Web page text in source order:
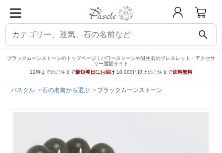
search
ブラックムーンストーンのトップページ｜パワーストーンや誕生石のブレスレット・アクセサ
リー通販サイト
12時までのご注文で最短翌日にお届け 10,000円以上のご注文で送料無料
パスクル 石の名前から選ぶ ブラックムーンストーン